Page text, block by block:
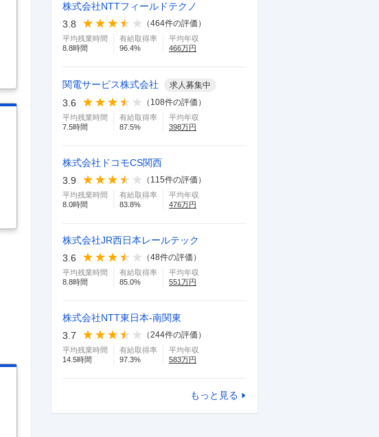
株式会社NTTフィールドテクノ
3.8
（464件の評価）
平均残業時間
8.8時間
有給取得率
96.4%
平均年収
466万円
関電サービス株式会社 求人募集中
3.6 （ 108件の評価）
平均残業時間
7.5時間
有給取得率
87.5%
平均年収
398万円
株式会社ドコモCS関西
3.9
（ 115件の評価）
平均残業時間
8.0時間
有給取得率
83.8%
平均年収
476万円
株式会社JR西日本レールテック
3.6
（48件の評価）
平均残業時間
8.8時間
有給取得率
85.0%
平均年収
551万円
株式会社NTT東日本-南関東
3.7
（244件の評価）
平均残業時間
14.5時間
有給取得率
97.3%
平均年収
583万円
もっと見る